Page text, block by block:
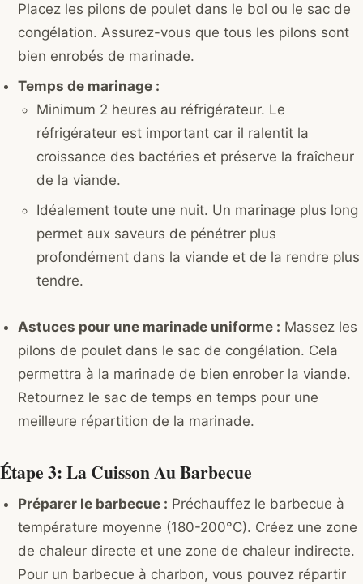
Placez les pilons de poulet dans le bol ou le sac de
congélation. Assurez-vous que tous les pilons sont
bien enrobés de marinade.
Temps de marinage :
Minimum 2 heures au réfrigérateur. Le
réfrigérateur est important car il ralentit la
croissance des bactéries et préserve la fraîcheur
de la viande.
Idéalement toute une nuit. Un marinage plus long
permet aux saveurs de pénétrer plus
profondément dans la viande et de la rendre plus
tendre.
Astuces pour une marinade uniforme : Massez les
pilons de poulet dans le sac de congélation. Cela
permettra à la marinade de bien enrober la viande.
Retournez le sac de temps en temps pour une
meilleure répartition de la marinade.
Étape 3: La Cuisson Au Barbecue
Préparer le barbecue : Préchauffez le barbecue à
température moyenne (180-200°C). Créez une zone
de chaleur directe et une zone de chaleur indirecte.
Pour un barbecue à charbon, vous pouvez répartir